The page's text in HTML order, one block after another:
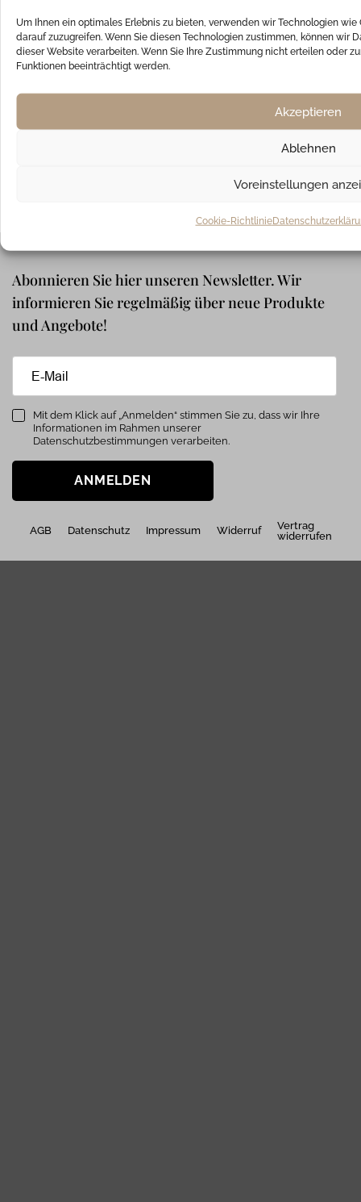
Um Ihnen ein optimales Erlebnis zu bieten, verwenden wir Technologien
darauf zuzugreifen. Wenn Sie diesen Technologien zustimmen, können wir
dieser Website verarbeiten. Wenn Sie Ihre Zustimmung nicht erteilen oder
Funktionen beeinträchtigt werden.
Akzeptieren
Ablehnen
Voreinstellungen
Cookie-Richtlinie
UNSERE ZAHLUNGSARTEN
Abonnieren Sie hier unseren Newsletter. Wir
informieren Sie regelmäßig über neue Produkte
und Angebote!
Mit dem Klick auf „Anmelden“ stimmen Sie zu, dass wir Ihre
Informationen im Rahmen unserer
Datenschutzbestimmungen verarbeiten.
ANMELDEN
AGB Datenschutz Impressum Widerruf
Vertrag
widerrufen